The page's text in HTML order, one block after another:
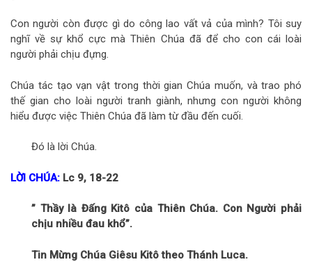
Con người còn được gì do công lao vất vả của mình? Tôi suy
nghĩ về sự khổ cực mà Thiên Chúa đã để cho con cái loài
người phải chịu đựng.
Chúa tác tạo vạn vật trong thời gian Chúa muốn, và trao phó
thế gian cho loài người tranh giành, nhưng con người không
hiểu được việc Thiên Chúa đã làm từ đầu đến cuối.
Đó là lời Chúa.
LỜI CHÚA: Lc 9, 18-22
” Thầy là Đấng Kitô của Thiên Chúa. Con Người phải
chịu nhiều đau khổ”.
Tin Mừng Chúa Giêsu Kitô theo Thánh Luca.